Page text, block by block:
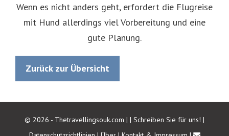
Wenn es nicht anders geht, erfordert die Flugreise
mit Hund allerdings viel Vorbereitung und eine
gute Planung.
Zurück zur Übersicht
© 2026 - Thetravellingsouk.com | | Schreiben Sie für uns! |